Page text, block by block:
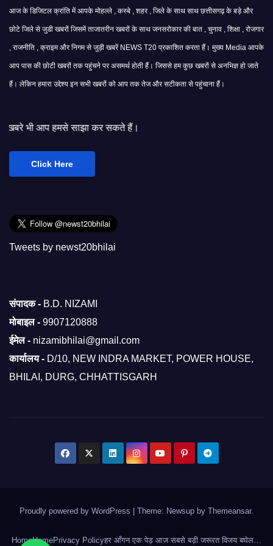
आज के डिजिटल क्रांति में आपके मोहल्ले , कस्बे , शहर , जिले के साथ साथ छत्तीसगढ़ के बड़े और
छोटे जिले से जुडी खबरों जिसमें ताजातरीन खबरों के साथ जनसरोकार की बात , चुनाव , शिक्षा , रोजगार
, राजनीति , क्राइम और निगम से जुड़ी खबरें NEWS T20 प्रकाशित करता हैं। मुख्य Media आपके
आप पास की छोटी खबरों तक पहुंचने पर असमर्थ होती हैं। जिससे हम कुछ खबरों से अनभिज्ञ हो जाते
हैं। लेकिन हमारा उद्देश्य इन सभी खबरों को आप तक तेज और सटीकता से पहुंचाना हैं।
कर सकते हैं।
Click Here
Tweets by newst20bhilai
संपादक - B.D. NIZAMI
मोबाइल - 9907120888
ईमेल - nizamibhilai@gmail.com
कार्यालय - D/10, NEW INDRA MARKET, POWER HOUSE,
BHILAI, DURG, CHHATTISGARH
Proudly powered by WordPress Theme: Newsup by Themeansar.
HomeHomePrivacy Policyहर आँगन एक पेड़ आज सबसे बड़ी जरूरत विजय बघेल…